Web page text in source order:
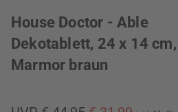
House Doctor - Able
Dekotablett, 24 x 14 cm,
Marmor braun